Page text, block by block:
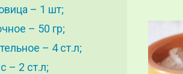
– 1 шт;
– 50 гр;
– 4 ст.л;
– 2 ст.л;